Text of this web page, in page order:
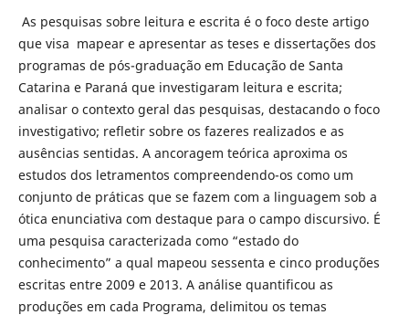
As pesquisas sobre leitura e escrita é o foco deste artigo
que visa mapear e apresentar as teses e dissertações dos
programas de pós-graduação em Educação de Santa
Catarina e Paraná que investigaram leitura e escrita;
analisar o contexto geral das pesquisas, destacando o foco
investigativo; refletir sobre os fazeres realizados e as
ausências sentidas. A ancoragem teórica aproxima os
estudos dos letramentos compreendendo-os como um
conjunto de práticas que se fazem com a linguagem sob a
ótica enunciativa com destaque para o campo discursivo. É
uma pesquisa caracterizada como “estado do
conhecimento” a qual mapeou sessenta e cinco produções
escritas entre 2009 e 2013. A análise quantificou as
produções em cada Programa, delimitou os temas